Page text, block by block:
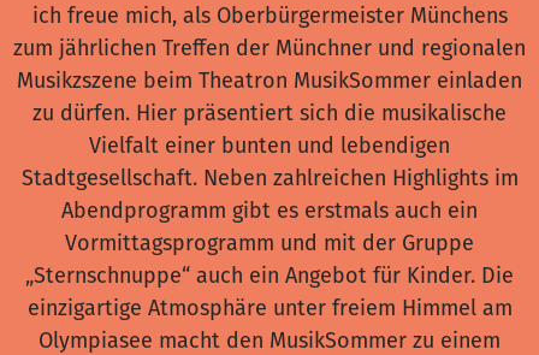
ich freue mich, als Oberbürgermeister Münchens
zum jährlichen Treffen der Münchner und regionalen
Musikzszene beim Theatron MusikSommer einladen
zu dürfen. Hier präsentiert sich die musikalische
Vielfalt einer bunten und lebendigen
Stadtgesellschaft. Neben zahlreichen Highlights im
Abendprogramm gibt es erstmals auch ein
Vormittagsprogramm und mit der Gruppe
„Sternschnuppe“ auch ein Angebot für Kinder. Die
einzigartige Atmosphäre unter freiem Himmel am
Olympiasee macht den MusikSommer zu einem